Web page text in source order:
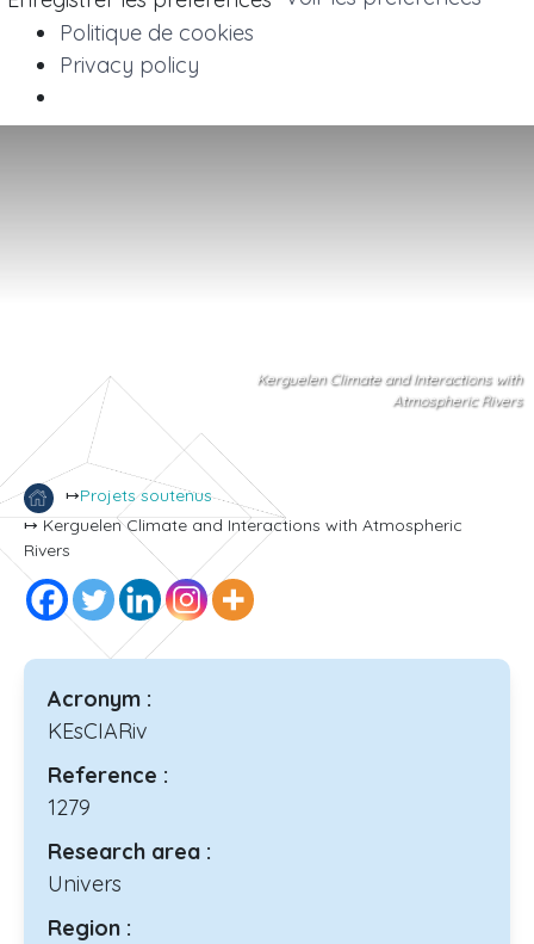
Politique de cookies
Privacy policy
Kerguelen Climate and Interactions with
Atmospheric Rivers
↦Projets soutenus
↦ Kerguelen Climate and Interactions with Atmospheric
Rivers
Acronym :
KEsCIARiv
Reference :
1279
Research area :
Univers
Region :